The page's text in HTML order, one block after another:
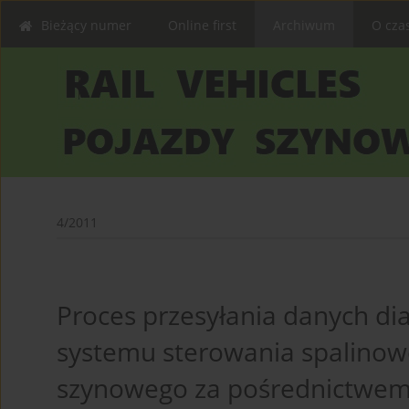
Bieżący numer Online first O
4/2011
Proces przesyłania danych
systemu sterowania
szynowego za